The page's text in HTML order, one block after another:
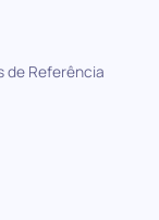
de Referência